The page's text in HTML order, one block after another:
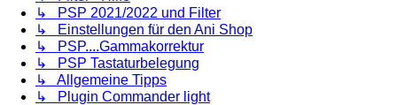
↳ PSP 2021/2022 und Filter
↳ Einstellungen für den Ani Shop
↳ PSP....Gammakorrektur
↳ PSP Tastaturbelegung
↳ Allgemeine Tipps
↳ Plugin Commander light